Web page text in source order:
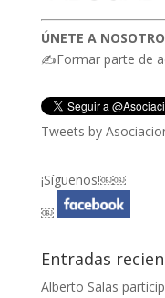
ÚNETE A
✍Formar parte de
Tweets by
¡Síguenos!￼￼
￼
Entradas
Alberto Salas